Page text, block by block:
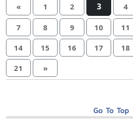
« 1 2 3 4
7 8 9 10 11
14 15 16 17 18
21 »
Go To Top